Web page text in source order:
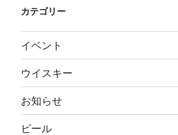
カテゴリー
イベント
ウイスキー
お知らせ
ビール